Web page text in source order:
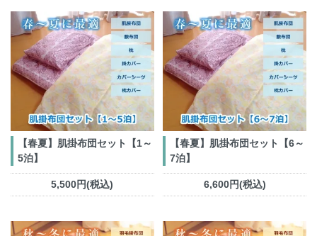
【春夏】肌掛布団セット【1～
5泊】
5,500円(税込)
【春夏】肌掛布団セット【6～
7泊】
6,600円(税込)